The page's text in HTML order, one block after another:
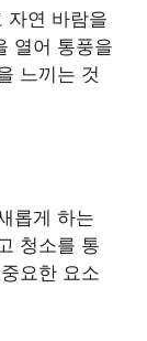
자연 바람을
열어 통풍을
느끼는 것
롭게 하는
청소를 통
요한 요소